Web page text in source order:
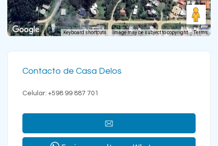
Keyboard shortcuts Image may be subject to copyright Terms
Contacto de Casa Delos
Celular: +598 99 887 701